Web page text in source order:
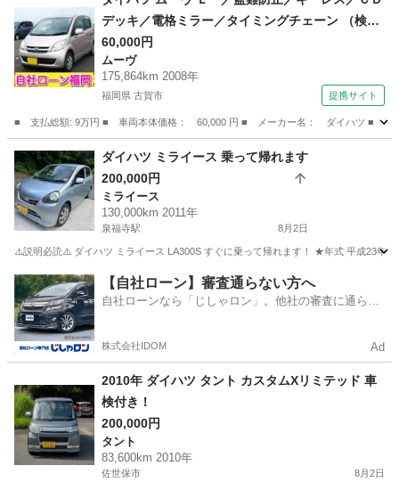
デッキ／電格ミラー／タイミングチェーン （検9.
7）
60,000円
ムーヴ
175,864km 2008年
福岡県 古賀市 提携サイト
■ 支払総額: 9万円 ■ 車両本体価格： 60,000 円 ■ メーカー名： ダイハツ ■ 車
福岡 古賀市 ムーヴ
ダイハツ ミライース 乗って帰れます
200,000円
ミライース
130,000km 2011年
泉福寺駅 8月2日
⚠️説明必読⚠️ ダイハツ ミライース LA300S すぐに乗って帰れます！ ★年式 平成23
長崎 佐世保市 泉福寺駅 ミライース
【自社ローン】審査通らない方へ
自社ローンなら「じしゃロン」。他社の審査に通らな
株式会社IDOM Ad
2010年 ダイハツ タント カスタムXリミテッド 車
検付き！
200,000円
タント
83,600km 2010年
佐世保市 8月2日